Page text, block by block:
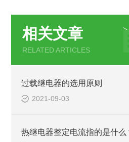
相关文章
RELATED ARTICLES
过载继电器的选用原则
2021-09-03
热继电器整定电流指的是什么